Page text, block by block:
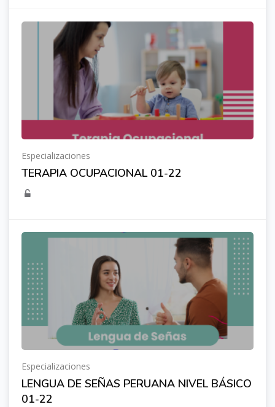
Especializaciones
TERAPIA OCUPACIONAL 01-22
Especializaciones
LENGUA DE SEÑAS PERUANA NIVEL BÁSICO
01-22